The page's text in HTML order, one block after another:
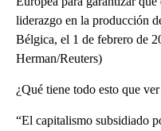
liderazgo en la producción
Bélgica, el 1 de febrero de
Herman/Reuters)
¿Qué tiene todo esto que
“El capitalismo subsidiado